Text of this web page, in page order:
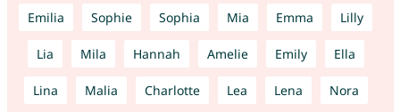
Emilia Sophie Sophia Mia Emma Lilly
Lia Mila Hannah Amelie Emily Ella
Lina Malia Charlotte Lea Lena Nora